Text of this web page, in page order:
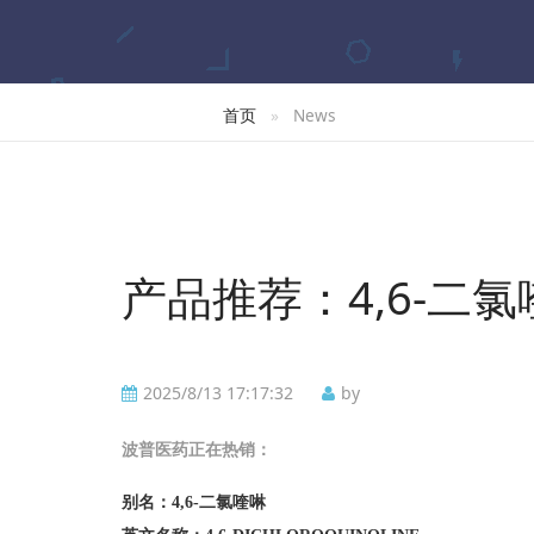
首页 News
产品推荐：4,6-二氯
2025/8/13 17:17:32 by
波普医药正在热销：
别名： 4,6-二氯喹啉